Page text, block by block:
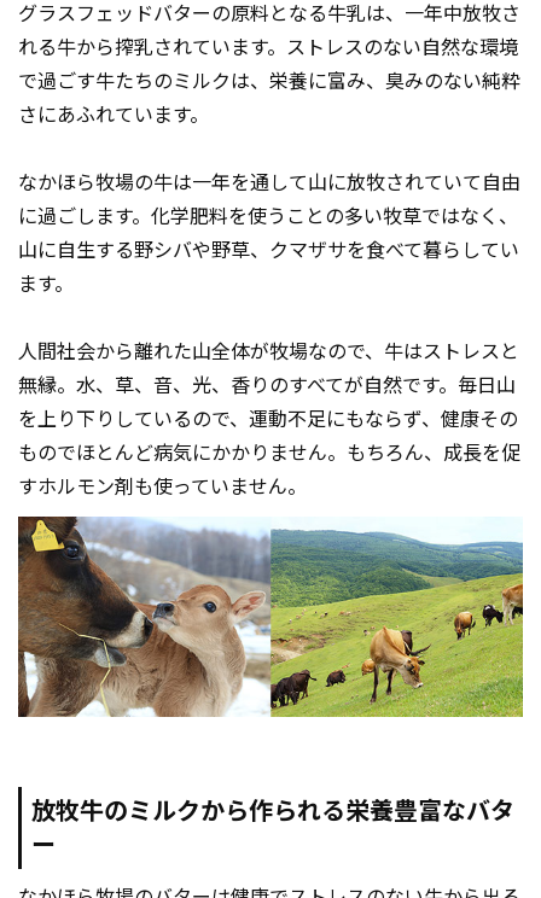
グラスフェッドバターの原料となる牛乳は、一年中放牧さ
れる牛から搾乳されています。ストレスのない自然な環境
で過ごす牛たちのミルクは、栄養に富み、臭みのない純粋
さにあふれています。
なかほら牧場の牛は一年を通して山に放牧されていて自由
に過ごします。化学肥料を使うことの多い牧草ではなく、
山に自生する野シバや野草、クマザサを食べて暮らしてい
ます。
人間社会から離れた山全体が牧場なので、牛はストレスと
無縁。水、草、音、光、香りのすべてが自然です。毎日山
を上り下りしているので、運動不足にもならず、健康その
ものでほとんど病気にかかりません。もちろん、成長を促
すホルモン剤も使っていません。
放牧牛のミルクから作られる栄養豊富なバタ
ー